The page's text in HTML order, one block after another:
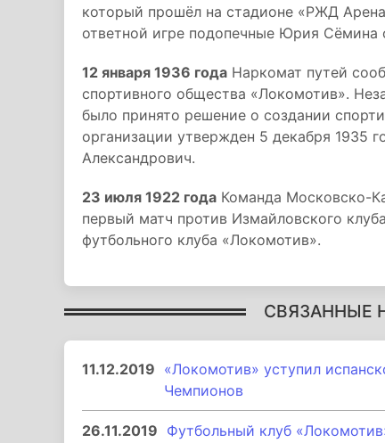
который прошёл на стадионе «РЖД
ответной игре подопечные Юрия Сёмина
12 января 1936 года Наркомат путей
спортивного общества «Локомотив».
было принято решение о создании
организации утвержден 5 декабря 1935
Александрович.
23 июля 1922 года Команда Московско-
первый матч против Измайловского
футбольного клуба «Локомотив».
СВЯЗАННЫЕ
11.12.2019 «Локомотив» уступил
Чемпионов
26.11.2019 Футбольный клуб